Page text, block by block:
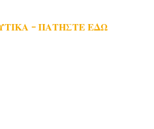
- ΠΑΤΗΣΤΕ ΕΔΩ